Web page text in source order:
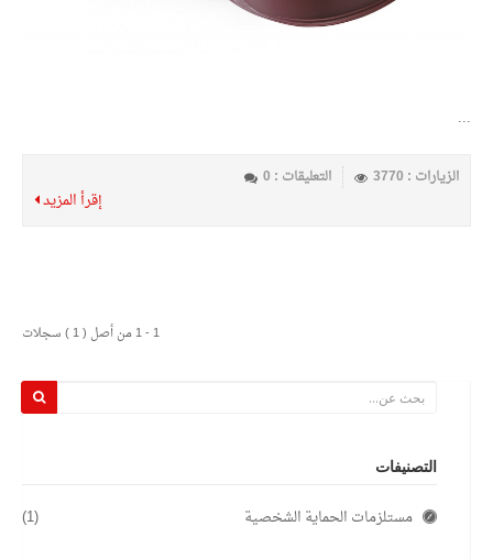
...
الزيارات : 3770 التعليقات : 0
إقرأ المزيد
1 - 1 من أصل ( 1 ) سجلات
التصنيفات
مستلزمات الحماية الشخصية (1)